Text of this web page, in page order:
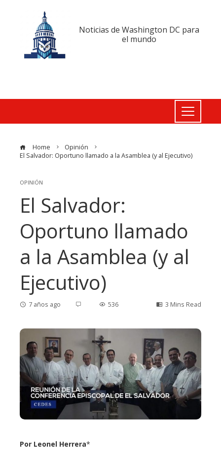
Noticias de Washington DC para
el mundo
Home
Opinión
El Salvador: Oportuno llamado a la Asamblea (y al Ejecutivo)
OPINIÓN
El Salvador:
Oportuno llamado
a la Asamblea (y al
Ejecutivo)
7 años ago 536 3 Mins Read
Por Leonel Herrera*